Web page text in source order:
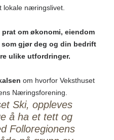
lokale næringslivet.
om økonomi, eiendom
gjør deg og din bedrift
ulike utfordringer.
om hvorfor Veksthuset
Næringsforening.
Ski, oppleves
å ha et tett og
Folloregionens